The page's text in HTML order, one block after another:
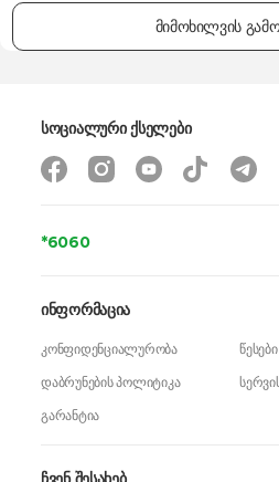
მიმოხილვის
*6060
ინფორმაცია
კონფიდენციალურობა
დაბრუნების პოლიტიკა
გარანტია
სოციალური ქსელები